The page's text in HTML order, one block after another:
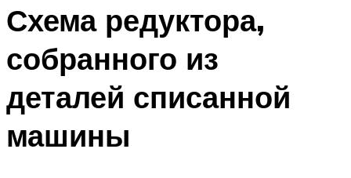
Схема редуктора,
собранного из
деталей списанной
машины